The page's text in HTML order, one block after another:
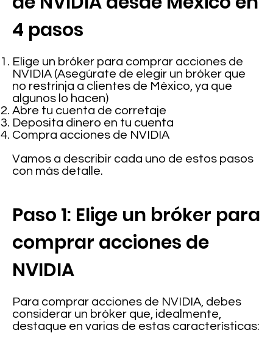
4 pasos
Elige un bróker para comprar acciones de
NVIDIA (Asegúrate de elegir un bróker que
no restrinja a clientes de México, ya que
algunos lo hacen)
Abre tu cuenta de corretaje
Deposita dinero en tu cuenta
Compra acciones de NVIDIA
Vamos a describir cada uno de estos pasos
con más detalle.
Paso 1: Elige un bróker para
comprar acciones de
NVIDIA
Para comprar acciones de NVIDIA, debes
considerar un bróker que, idealmente,
destaque en varias de estas características: